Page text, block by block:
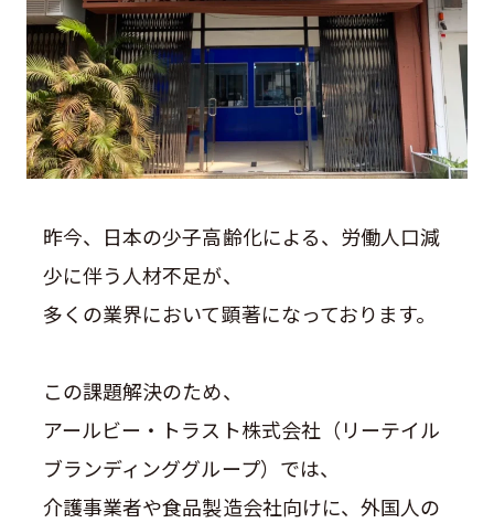
昨今、日本の少子高齢化による、労働人口減
少に伴う人材不足が、
多くの業界において顕著になっております。
この課題解決のため、
アールビー・トラスト株式会社（リーテイル
ブランディンググループ）では、
介護事業者や食品製造会社向けに、外国人の